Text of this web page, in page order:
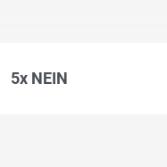
5x NEIN